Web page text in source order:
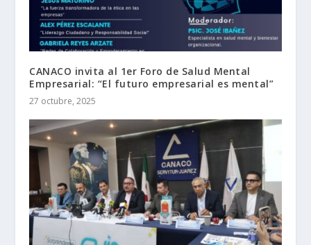
CANACO invita al 1er Foro de Salud Mental
Empresarial: “El futuro empresarial es mental”
27 octubre, 2025